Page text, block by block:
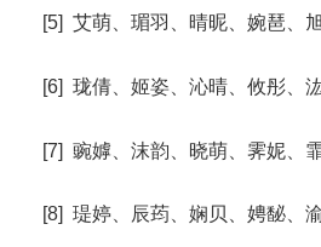
[5] 艾萌、瑂羽、晴昵、婉琶、
[6] 珑倩、姬姿、沁晴、攸彤、
[7] 豌嫭、沫韵、晓萌、霁妮、
[8] 瑅婷、辰荺、娴贝、娉馝、